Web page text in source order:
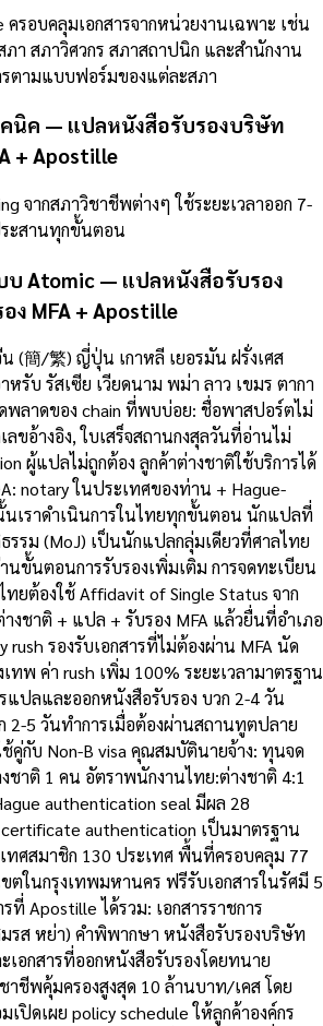
ครอบคลุมเอกสารจากหน่วยงานเฉพาะ เช่น
สภาวิศวกร สภาสถาปนิก และสำนักงาน
รตามแบบฟอร์มของแต่ละสภา
คนิค — แปลหนังสือรับรองบริษัท
+ Apostille
จากสภาวิชาชีพต่างๆ ใช้ระยะเวลาออก 7-
ะสานทุกขั้นตอน
บ Atomic — แปลหนังสือรับรอง
ง MFA + Apostille
(簡/繁) ญี่ปุ่น เกาหลี เยอรมัน ฝรั่งเศส
หรับ รัสเซีย เวียดนาม พม่า ลาว เขมร ตากา
พลาดของ chain ที่พบบ่อย: ชื่อพาสปอร์ตไม่
ลขอ้างอิง, ใบเสร็จสถานกงสุลวันที่อ่านไม่
ผู้แปลไม่ถูกต้อง ลูกค้าต่างชาติใช้บริการได้
notary ในประเทศของท่าน + Hague-
นเราดำเนินการในไทยทุกขั้นตอน นักแปลที่
รรม (MoJ) เป็นนักแปลกลุ่มเดียวที่ศาลไทย
นขั้นตอนการรับรองเพิ่มเติม การจดทะเบียน
ยต้องใช้ Affidavit of Single Status จาก
งชาติ + แปล + รับรอง MFA แล้วยื่นที่อำเภอ
rush รองรับเอกสารที่ไม่ต้องผ่าน MFA นัด
ทพ ค่า rush เพิ่ม 100% ระยะเวลามาตรฐาน
แปลและออกหนังสือรับรอง บวก 2-4 วัน
2-5 วันทำการเมื่อต้องผ่านสถานทูตปลาย
คู่กับ Non-B visa คุณสมบัตินายจ้าง: ทุนจด
าติ 1 คน อัตราพนักงานไทย:ต่างชาติ 4:1
authentication seal มีผล 28
authentication เป็นมาตรฐาน
เทศสมาชิก 130 ประเทศ พื้นที่ครอบคลุม 77
ตในกรุงเทพมหานคร ฟรีรับเอกสารในรัศมี 5
ที่ Apostille ได้รวม: เอกสารราชการ
รส หย่า) คำพิพากษา หนังสือรับรองบริษัท
เอกสารที่ออกหนังสือรับรองโดยทนาย
าชีพคุ้มครองสูงสุด 10 ล้านบาท/เคส โดย
เปิดเผย policy schedule ให้ลูกค้าองค์กร